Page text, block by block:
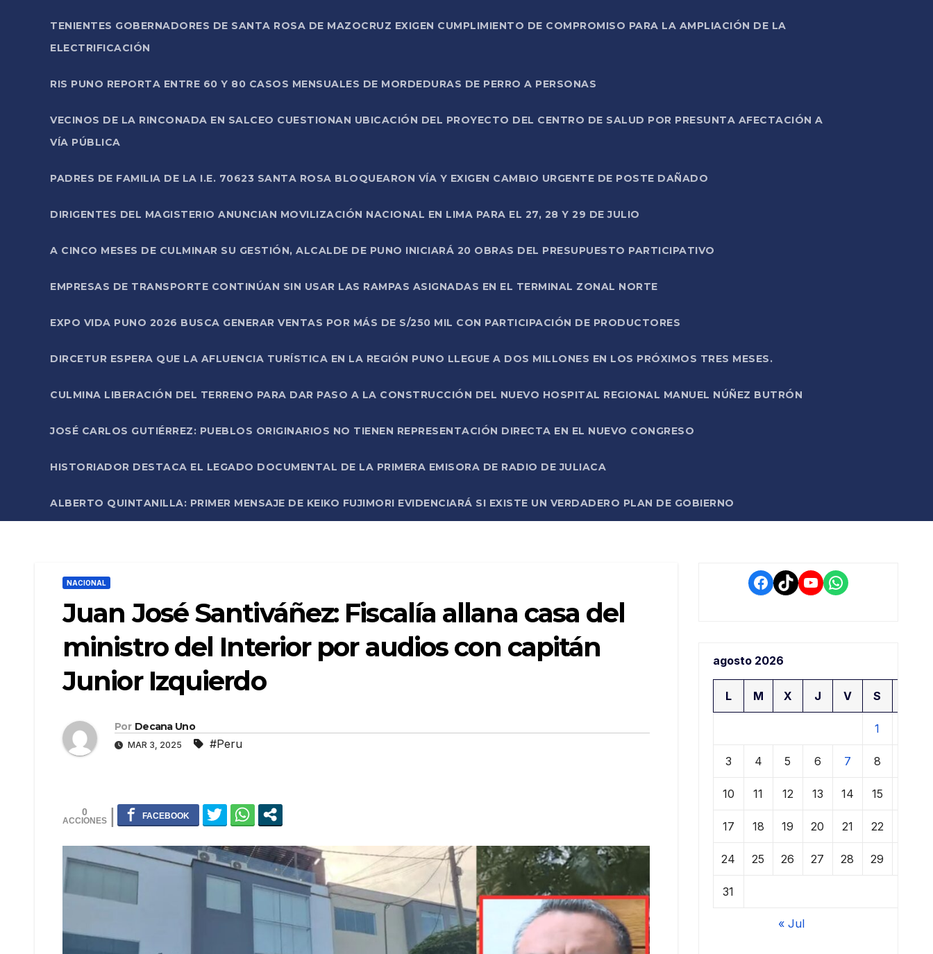
TENIENTES GOBERNADORES DE SANTA ROSA DE MAZOCRUZ EXIGEN CUMPLIMIENTO DE COMPROMISO PARA LA AMPLIACIÓN DE LA
ELECTRIFICACIÓN
RIS PUNO REPORTA ENTRE 60 Y 80 CASOS MENSUALES DE MORDEDURAS DE PERRO A PERSONAS
VECINOS DE LA RINCONADA EN SALCEO CUESTIONAN UBICACIÓN DEL PROYECTO DEL CENTRO DE SALUD POR PRESUNTA AFECTACIÓN A
VÍA PÚBLICA
PADRES DE FAMILIA DE LA I.E. 70623 SANTA ROSA BLOQUEARON VÍA Y EXIGEN CAMBIO URGENTE DE POSTE DAÑADO
DIRIGENTES DEL MAGISTERIO ANUNCIAN MOVILIZACIÓN NACIONAL EN LIMA PARA EL 27, 28 Y 29 DE JULIO
A CINCO MESES DE CULMINAR SU GESTIÓN, ALCALDE DE PUNO INICIARÁ 20 OBRAS DEL PRESUPUESTO PARTICIPATIVO
EMPRESAS DE TRANSPORTE CONTINÚAN SIN USAR LAS RAMPAS ASIGNADAS EN EL TERMINAL ZONAL NORTE
EXPO VIDA PUNO 2026 BUSCA GENERAR VENTAS POR MÁS DE S/250 MIL CON PARTICIPACIÓN DE PRODUCTORES
DIRCETUR ESPERA QUE LA AFLUENCIA TURÍSTICA EN LA REGIÓN PUNO LLEGUE A DOS MILLONES EN LOS PRÓXIMOS TRES MESES.
CULMINA LIBERACIÓN DEL TERRENO PARA DAR PASO A LA CONSTRUCCIÓN DEL NUEVO HOSPITAL REGIONAL MANUEL NÚÑEZ BUTRÓN
JOSÉ CARLOS GUTIÉRREZ: PUEBLOS ORIGINARIOS NO TIENEN REPRESENTACIÓN DIRECTA EN EL NUEVO CONGRESO
HISTORIADOR DESTACA EL LEGADO DOCUMENTAL DE LA PRIMERA EMISORA DE RADIO DE JULIACA
ALBERTO QUINTANILLA: PRIMER MENSAJE DE KEIKO FUJIMORI EVIDENCIARÁ SI EXISTE UN VERDADERO PLAN DE GOBIERNO
NACIONAL
Juan José Santiváñez: Fiscalía allana casa del
ministro del Interior por audios con capitán
Junior Izquierdo
Por Decana Uno
MAR 3, 2025 #Peru
0
Facebook
TikTokYouTube
WhatsApp
agosto 2026
L M X J V S
1
3 4 5 6 7 8
10 11 12 13 14 15
17 18 19 20 21 22
24 25 26 27 28 29
31
« Jul